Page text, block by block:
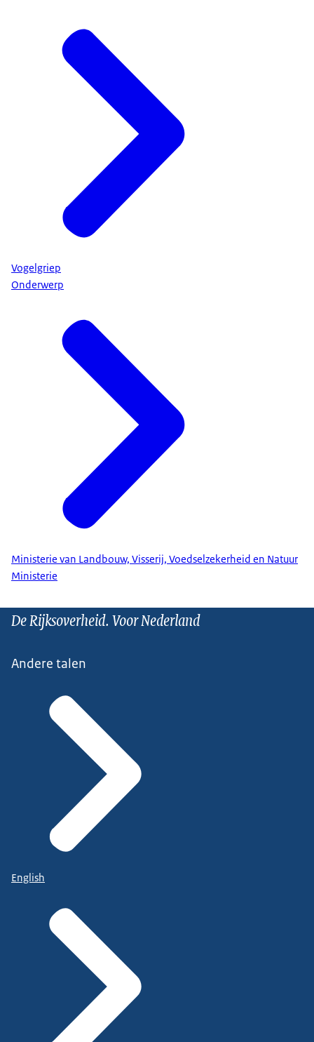
Vogelgriep
Onderwerp
Ministerie van Landbouw, Visserij, Voedselzekerheid en Natuur
Ministerie
De Rijksoverheid. Voor Nederland
Andere talen
English